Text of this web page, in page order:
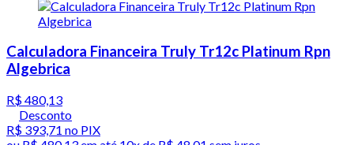
Calculadora Financeira Truly Tr12c Platinum Rpn
Algebrica
R$ 480,13
Desconto
R$ 393,71 no PIX